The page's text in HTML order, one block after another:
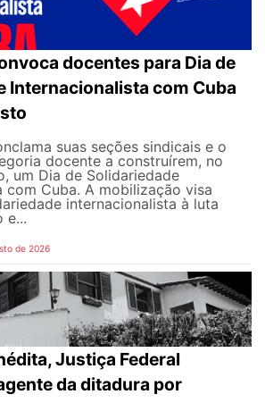
docentes para Dia de
Internacionalista com Cuba
suas seções sindicais e o
docente a construírem, no
um Dia de Solidariedade
com Cuba. A mobilização visa
internacionalista à luta
e...
de 2026
Justiça Federal
da ditadura por